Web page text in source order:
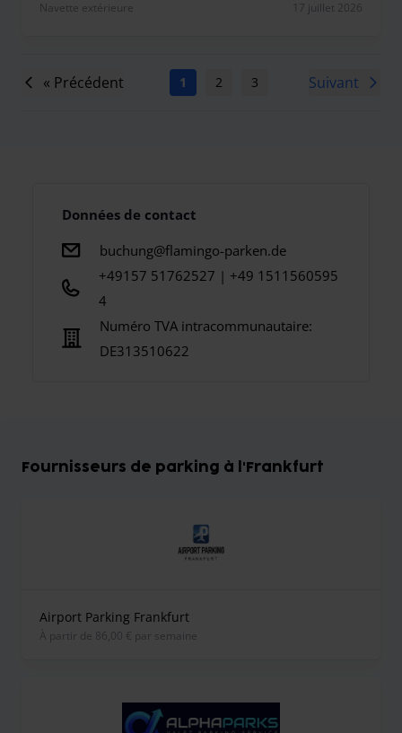
Navette extérieure 17 juillet 2026
« Précédent 1 2 3 5
Suivant
Données de contact
buchung@flamingo-parken.de
+49157 51762527 | +49 1511560595
4
Numéro TVA intracommunautaire:
DE313510622
Fournisseurs de parking à l'Frankfurt
Airport Parking Frankfurt
À partir de 86,00 € par semaine